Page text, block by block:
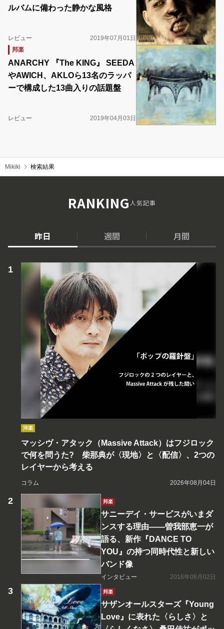
ルバムに備わった静かな風格
レビュー
2019年07月01日
邦楽
ANARCHY 『The KING』 SEEDA
やAWICH、AKLOら13名のラッパ
ーで構成した13曲入りの話題盤
レビュー 2019年04月03日
Mikiki 検索結果
RANKING人気記事
昨日 週間 月間
洋楽
マッシヴ・アタック（Massive Attack）はフジロック
で何を問うた? 柴那典が〈現地〉と〈配信〉、2つの
レイヤーから考える
コラム 2026年08月04日
邦楽
サニーデイ・サービスがいまダ
ンスする理由――曽我部恵一が
語る、新作『DANCE TO
YOU』の持つ同時代性と新しい
バンド像
インタビュー 2016年08月02日
邦楽
サザンオールスターズ『Young
Love』に表れた〈らしさ〉と